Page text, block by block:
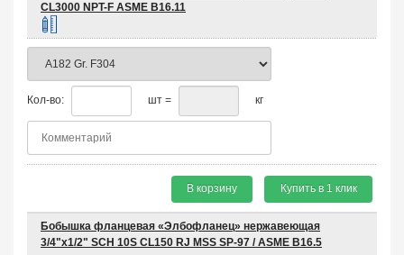
CL3000 NPT-F ASME B16.11
Кол-во: шт = кг
В корзину Купить в 1 клик
Бобышка фланцевая «Элбофланец» нержавеющая
3/4"х1/2" SCH 10S CL150 RJ MSS SP-97 / ASME B16.5